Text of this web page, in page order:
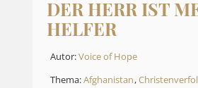
DER HERR IST
HELFER
Autor:Voice of Hope
Thema:Afghanistan,